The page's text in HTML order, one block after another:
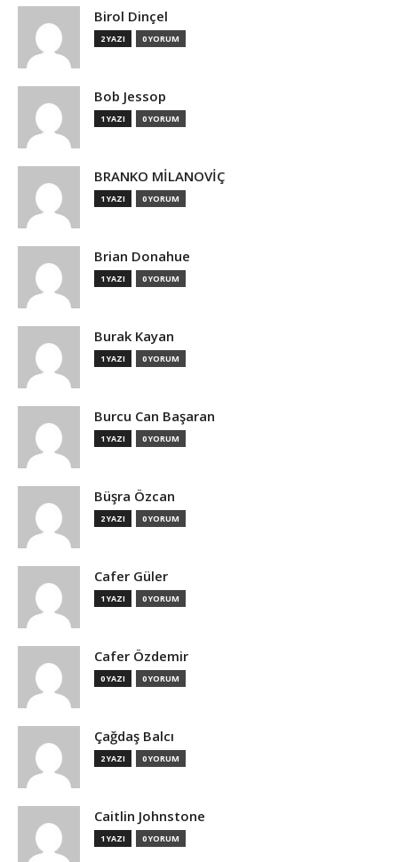
Birol Dinçel
2 YAZI 0 YORUM
Bob Jessop
1 YAZI 0 YORUM
BRANKO MİLANOVİÇ
1 YAZI 0 YORUM
Brian Donahue
1 YAZI 0 YORUM
Burak Kayan
1 YAZI 0 YORUM
Burcu Can Başaran
1 YAZI 0 YORUM
Büşra Özcan
2 YAZI 0 YORUM
Cafer Güler
1 YAZI 0 YORUM
Cafer Özdemir
0 YAZI 0 YORUM
Çağdaş Balcı
2 YAZI 0 YORUM
Caitlin Johnstone
1 YAZI 0 YORUM